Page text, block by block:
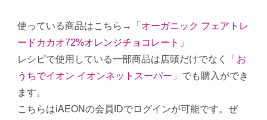
使っている商品はこちら→
「オーガニック フェアトレ
ードカカオ72%オレンジチョコレート」
レシピで使用している一部商品は店頭だけでなく
「お
うちでイオン イオンネットスーパー」 でも購入ができ
ます。
こちらはiAEONの会員IDでログインが可能です。ぜ